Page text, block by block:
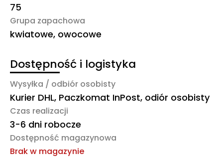
75
Grupa zapachowa
kwiatowe, owocowe
Dostępność i logistyka
Wysyłka / odbiór osobisty
Kurier DHL, Paczkomat InPost, odiór osobisty
Czas realizacji
3-6 dni robocze
Dostępność magazynowa
Brak w magazynie